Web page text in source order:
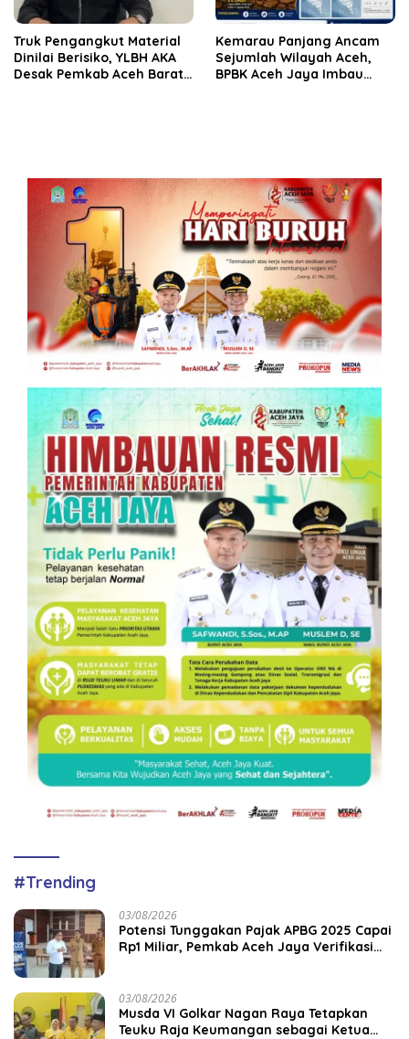
Truk Pengangkut Material
Dinilai Berisiko, YLBH AKA
Desak Pemkab Aceh Barat
Kemarau Panjang Ancam
Sejumlah Wilayah Aceh,
BPBK Aceh Jaya Imbau
#Trending
03/08/2026
Potensi Tunggakan Pajak APBG 2025 Capai
Rp1 Miliar, Pemkab Aceh Jaya Verifikasi
03/08/2026
Musda VI Golkar Nagan Raya Tetapkan
Teuku Raja Keumangan sebagai Ketua